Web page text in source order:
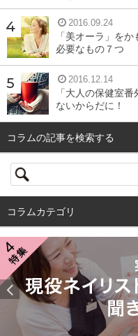
2016.09.24
「美オーラ」を
必要なもの７つ
2016.12.14
「大人の保健室
ないからだに！
コラムの記事を検索する
コラムカテゴリ